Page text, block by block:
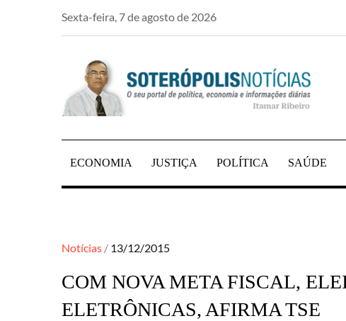
Sexta-feira, 7 de agosto de 2026
SOTERÓPOLIS
PORTAL DE NOTÍCIAS DE SALVADOR E
ECONOMIA JUSTIÇA POLÍTICA SAÚDE
Notícias Posted
13/12/2015
COM NOVA META FISCAL,
ELETRÔNICAS, AFIRMA TSE